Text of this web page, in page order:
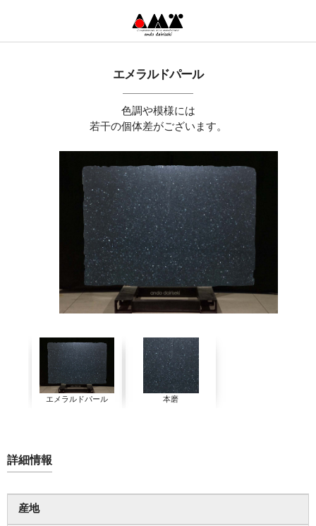
エメラルドパール
色調や模様には
若干の個体差がございます。
エメラルドパール 本磨
詳細情報
産地